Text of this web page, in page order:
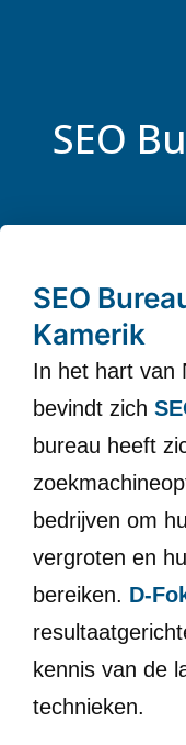
SEO
SEO
Kamerik
In het hart van
bevindt zich
bureau heeft
bedrijven om
vergroten en
bereiken. D-
kennis van de
technieken.